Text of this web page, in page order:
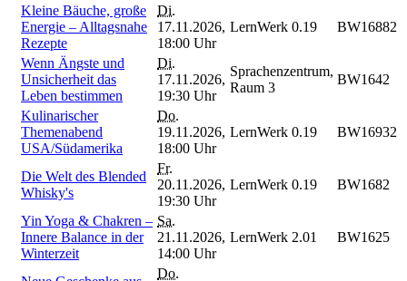
Kleine Bäuche, große
Energie – Alltagsnahe
Rezepte
Di.
17.11.2026,
18:00 Uhr
LernWerk 0.19 BW16882
Wenn Ängste und
Unsicherheit das
Leben bestimmen
Di.
17.11.2026,
19:30 Uhr
Sprachenzentrum,
Raum 3
BW1642
Kulinarischer
Themenabend
USA/Südamerika
Do.
19.11.2026,
18:00 Uhr
LernWerk 0.19 BW16932
Die Welt des Blended
Whisky's
Fr.
20.11.2026,
19:30 Uhr
LernWerk 0.19 BW1682
Yin Yoga & Chakren –
Innere Balance in der
Winterzeit
Sa.
21.11.2026,
14:00 Uhr
LernWerk 2.01 BW1625
Do.